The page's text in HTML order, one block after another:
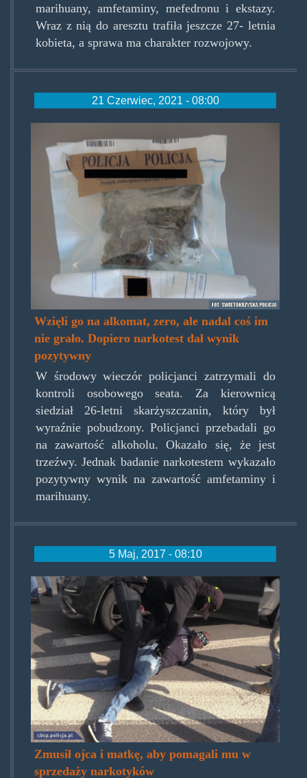
marihuany, amfetaminy, mefedronu i ekstazy.
Wraz z nią do aresztu trafiła jeszcze 27- letnia
kobieta, a sprawa ma charakter rozwojowy.
21 Czerwiec, 2021 - 08:00
skarzyskieziolo.jpg
Wzięli go na alkomat, zero, ale nadal coś im
nie grało. Dopiero narkotest dał wynik
pozytywny
W środowy wieczór policjanci zatrzymali do
kontroli osobowego seata. Za kierownicą
siedział 26-letni skarżyszczanin, który był
wyraźnie pobudzony. Policjanci przebadali go
na zawartość alkoholu. Okazało się, że jest
trzeźwy. Jednak badanie narkotestem wykazało
pozytywny wynik na zawartość amfetaminy i
marihuany.
5 Maj, 2017 - 08:10
szkielko1.jpg
Zmusił ojca i matkę, aby pomagali mu w
sprzedaży narkotyków